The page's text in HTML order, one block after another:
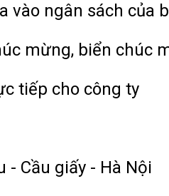
vào ngân sách của
mừng, biển chúc
tiếp cho công ty
- Cầu giấy - Hà Nội